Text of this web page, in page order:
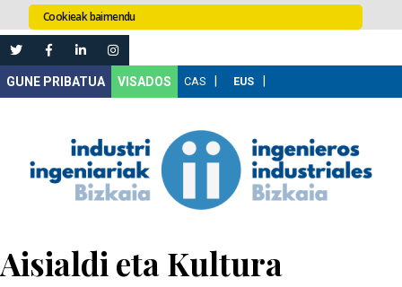
Cookieak baimendu
VISADOS
Aisialdi eta Kultura
Lanaren
Leihatila